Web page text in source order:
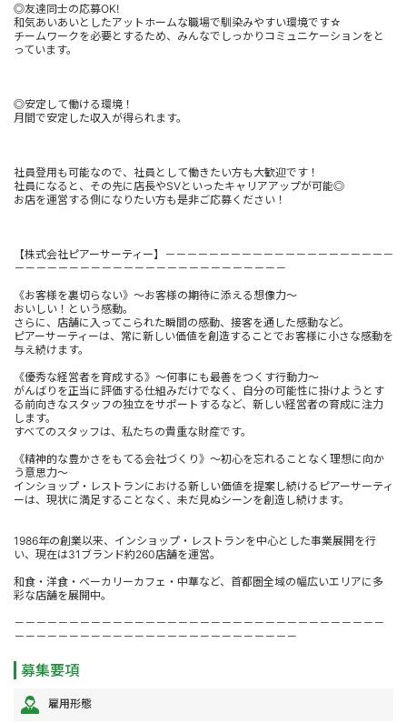
◎友達同士の応募OK!
和気あいあいとしたアットホームな職場で馴染みやすい環境です☆
チームワークを必要とするため、みんなでしっかりコミュニケーションをと
っています。
◎安定して働ける環境！
月間で安定した収入が得られます。
社員登用も可能なので、社員として働きたい方も大歓迎です！
社員になると、その先に店長やSVといったキャリアアップが可能◎
お店を運営する側になりたい方も是非ご応募ください！
【株式会社ピアーサーティー】－－－－－－－－－－－－－－－－－－－－－
－－－－－－－－－－－－－－－－－－－－－－－－－
《お客様を裏切らない》～お客様の期待に添える想像力～
おいしい！という感動。
さらに、店舗に入ってこられた瞬間の感動、接客を通した感動など。
ピアーサーティーは、常に新しい価値を創造することでお客様に小さな感動を
与え続けます。
《優秀な経営者を育成する》～何事にも最善をつくす行動力～
がんばりを正当に評価する仕組みだけでなく、自分の可能性に掛けようとす
る前向きなスタッフの独立をサポートするなど、新しい経営者の育成に注力
します。
すべてのスタッフは、私たちの貴重な財産です。
《精神的な豊かさをもてる会社づくり》～初心を忘れることなく理想に向か
う意思力～
インショップ・レストランにおける新しい価値を提案し続けるピアーサーティ
ーは、現状に満足することなく、未だ見ぬシーンを創造し続けます。
1986年の創業以来、インショップ・レストランを中心とした事業展開を行
い、現在は31ブランド約260店舗を運営。
和食・洋食・ベーカリーカフェ・中華など、首都圏全域の幅広いエリアに多
彩な店舗を展開中。
－－－－－－－－－－－－－－－－－－－－－－－－－－－－－－－－－－
－－－－－－－－－－－－－－－－－－－－－－－－－－
募集要項
雇用形態